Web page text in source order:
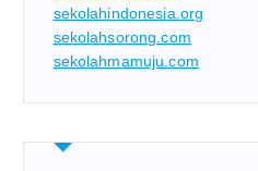
sekolahindonesia.org
sekolahsorong.com
sekolahmamuju.com